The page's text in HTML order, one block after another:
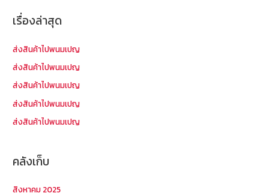
ห
รั
บ
เรื่องล่าสุด
ส่งสินค้าไปพนมเปญ
ส่งสินค้าไปพนมเปญ
ส่งสินค้าไปพนมเปญ
ส่งสินค้าไปพนมเปญ
ส่งสินค้าไปพนมเปญ
คลังเก็บ
สิงหาคม 2025